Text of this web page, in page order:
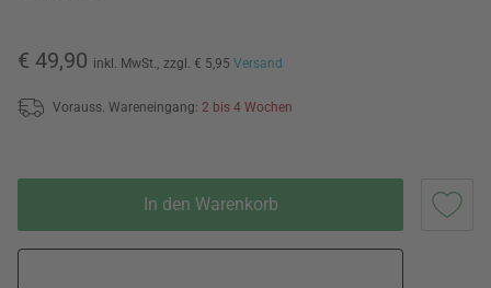
€ 49,90 inkl. MwSt., zzgl. € 5,95 Versand
Vorauss. Wareneingang: 2 bis 4 Wochen
In den Warenkorb